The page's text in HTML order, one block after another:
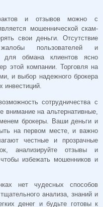
и отзывов можно с
мошеннической скам-
свои деньги. Отсутствие
жалобы пользователей и
для обмана клиентов ясно
этой компании. Торговля на
и выбор надежного брокера
инвестиций.
сотрудничества с
внимание на альтернативные,
брокеры. Ваши деньги и
на первом месте, и важно
честные и прозрачные
анализируйте отзывы и
избежать мошенников и
нет чудесных способов
анализа, знаний и
денег и будьте готовы к